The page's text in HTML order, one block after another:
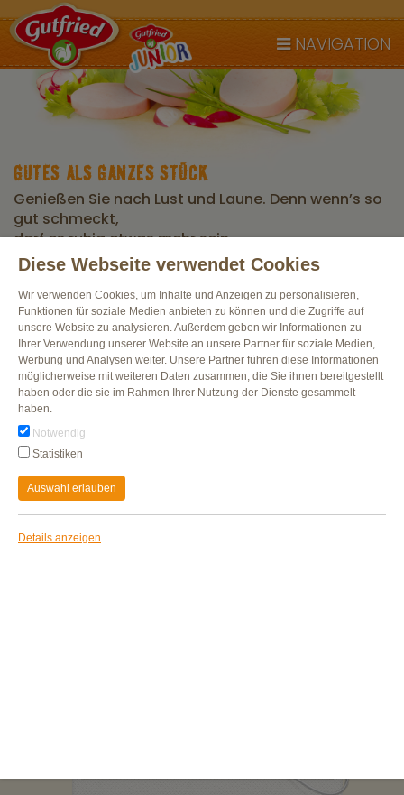
NAVIGATION
GUTES ALS GANZES STÜCK
Genießen Sie nach Lust und Laune. Denn wenn’s so
gut schmeckt,
darf es ruhig etwas mehr sein.
ZUM PRODUKT
Lactosefrei Glutenfrei Vegetarisch
Diese Webseite verwendet Cookies
Wir verwenden Cookies, um Inhalte und Anzeigen zu personalisieren,
Funktionen für soziale Medien anbieten zu können und die Zugriffe auf
unsere Website zu analysieren. Außerdem geben wir Informationen zu
Ihrer Verwendung unserer Website an unsere Partner für soziale Medien,
Werbung und Analysen weiter. Unsere Partner führen diese Informationen
möglicherweise mit weiteren Daten zusammen, die Sie ihnen bereitgestellt
haben oder die sie im Rahmen Ihrer Nutzung der Dienste gesammelt
haben.
Notwendig
Statistiken
Auswahl erlauben
Details anzeigen